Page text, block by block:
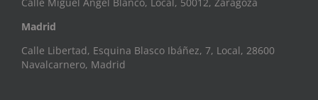
Madrid
Calle Libertad, Esquina Blasco Ibáñez, 7, Local, 28600
Navalcarnero, Madrid